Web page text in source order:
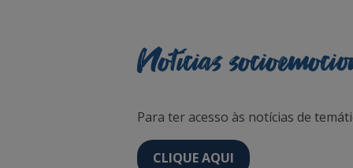
Notícias
Para ter acesso às notícias de
CLIQUE AQUI